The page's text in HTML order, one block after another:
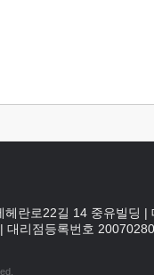
헤란로22길 14 중유빌딩 |
| 대리점등록번호